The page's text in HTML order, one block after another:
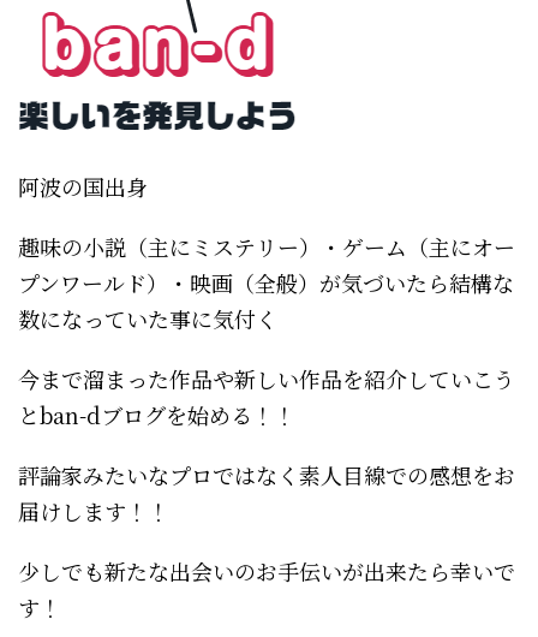
阿波の国出身
趣味の小説（主にミステリー）・ゲーム（主にオー
プンワールド）・映画（全般）が気づいたら結構な
数になっていた事に気付く
今まで溜まった作品や新しい作品を紹介していこう
とban-dブログを始める！！
評論家みたいなプロではなく素人目線での感想をお
届けします！！
少しでも新たな出会いのお手伝いが出来たら幸いで
す！